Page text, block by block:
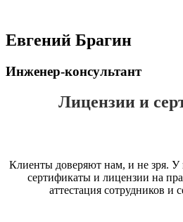
Евгений Брагин
Инженер-консультант
Лицензии и
Клиенты доверяют нам, и не зря. У
сертификаты и лицензии на
аттестация сотрудников и